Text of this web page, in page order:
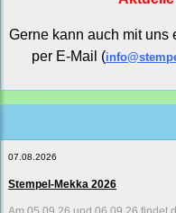
Gerne kann auch mit uns
per E-Mail (
07.08.2026
Stempel-Mekka 2026